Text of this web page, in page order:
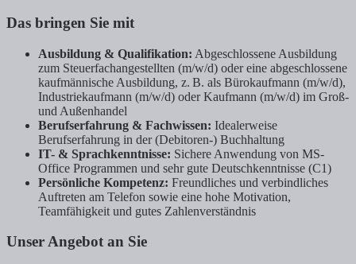
Das bringen Sie mit
Ausbildung & Qualifikation: Abgeschlossene Ausbildung
zum Steuerfachangestellten (m/w/d) oder eine abgeschlossene
kaufmännische Ausbildung, z. B. als Bürokaufmann (m/w/d),
Industriekaufmann (m/w/d) oder Kaufmann (m/w/d) im Groß-
und Außenhandel
Berufserfahrung & Fachwissen: Idealerweise
Berufserfahrung in der (Debitoren-) Buchhaltung
IT- & Sprachkenntnisse: Sichere Anwendung von MS-
Office Programmen und sehr gute Deutschkenntnisse (C1)
Persönliche Kompetenz: Freundliches und verbindliches
Auftreten am Telefon sowie eine hohe Motivation,
Teamfähigkeit und gutes Zahlenverständnis
Unser Angebot an Sie